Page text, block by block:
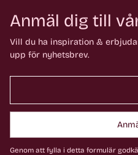
Anmäl dig till
Vill du ha inspiration &
upp för nyhetsbrev.
Genom att fylla i detta formulär